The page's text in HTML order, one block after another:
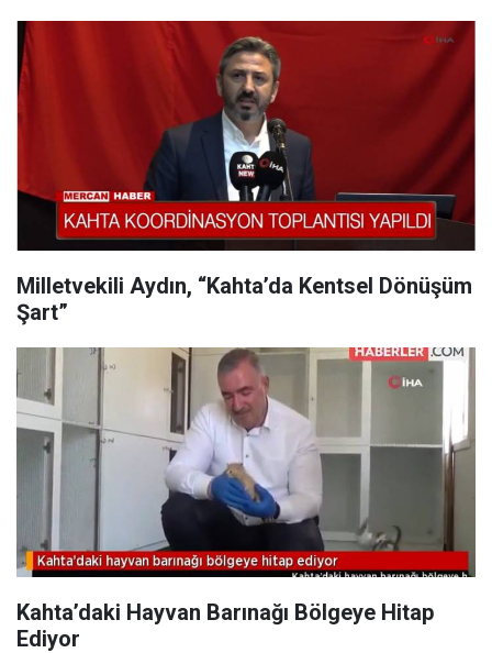
Milletvekili Aydın, “Kahta’da Kentsel Dönüşüm
Şart”
Kahta’daki Hayvan Barınağı Bölgeye Hitap
Ediyor